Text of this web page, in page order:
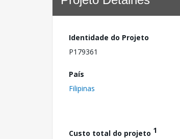
Identidade do Projeto
P179361
País
Filipinas
Custo total do projeto 1